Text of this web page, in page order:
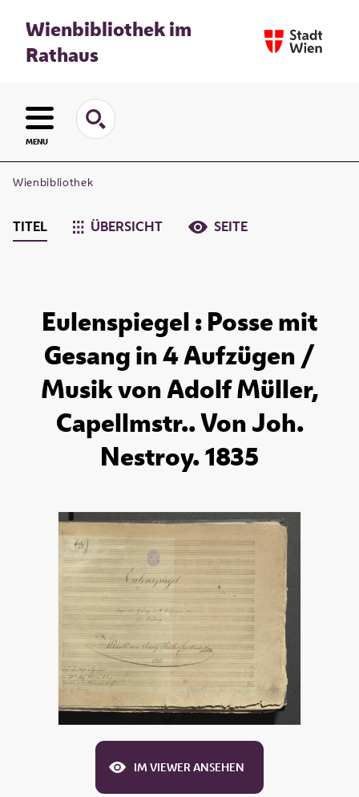
Wienbibliothek im
Rathaus
MENU
Wienbibliothek
TITEL ÜBERSICHT SEITE
Eulenspiegel : Posse mit
Gesang in 4 Aufzügen /
Musik von Adolf Müller,
Capellmstr.. Von Joh.
Nestroy. 1835
IM VIEWER ANSEHEN